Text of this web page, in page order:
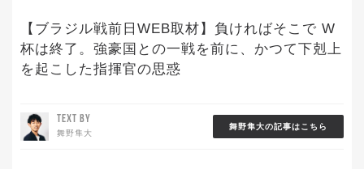
【ブラジル戦前日WEB取材】負ければそこで W
杯は終了。強豪国との一戦を前に、かつて下剋上
を起こした指揮官の思惑
TEXT BY
舞野隼大
舞野隼大の記事はこちら